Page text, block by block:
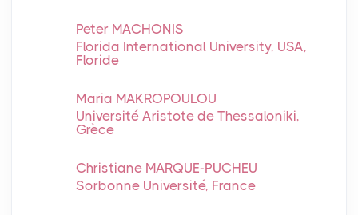
Peter MACHONIS
Florida International University, USA,
Floride
Maria MAKROPOULOU
Université Aristote de Thessaloniki,
Grèce
Christiane MARQUE-PUCHEU
Sorbonne Université, France